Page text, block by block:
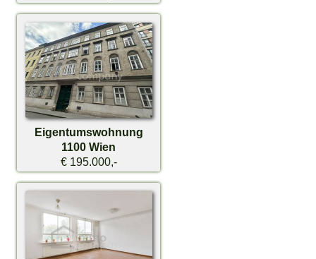
Eigentumswohnung
1100 Wien
€ 195.000,-